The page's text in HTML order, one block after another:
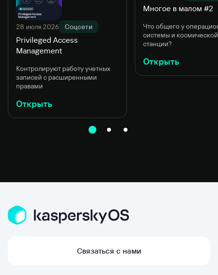
28 июля 2026 Соцсети
Privileged Access
Management
Контролируют работу учетных
записей с расширенными
правами
Открыть
Privileged
Management
Далеко
Многое в малом #2
Что общего у
системы и космической
станции?
Открыть
Связаться с нами